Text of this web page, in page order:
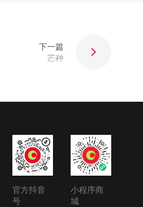
下一篇
芒种
官方抖音
号
小程序商
城